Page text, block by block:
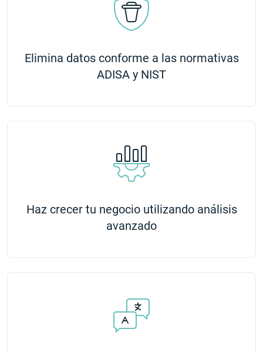
Elimina datos conforme a las normativas
ADISA y NIST
Haz crecer tu negocio utilizando análisis
avanzado